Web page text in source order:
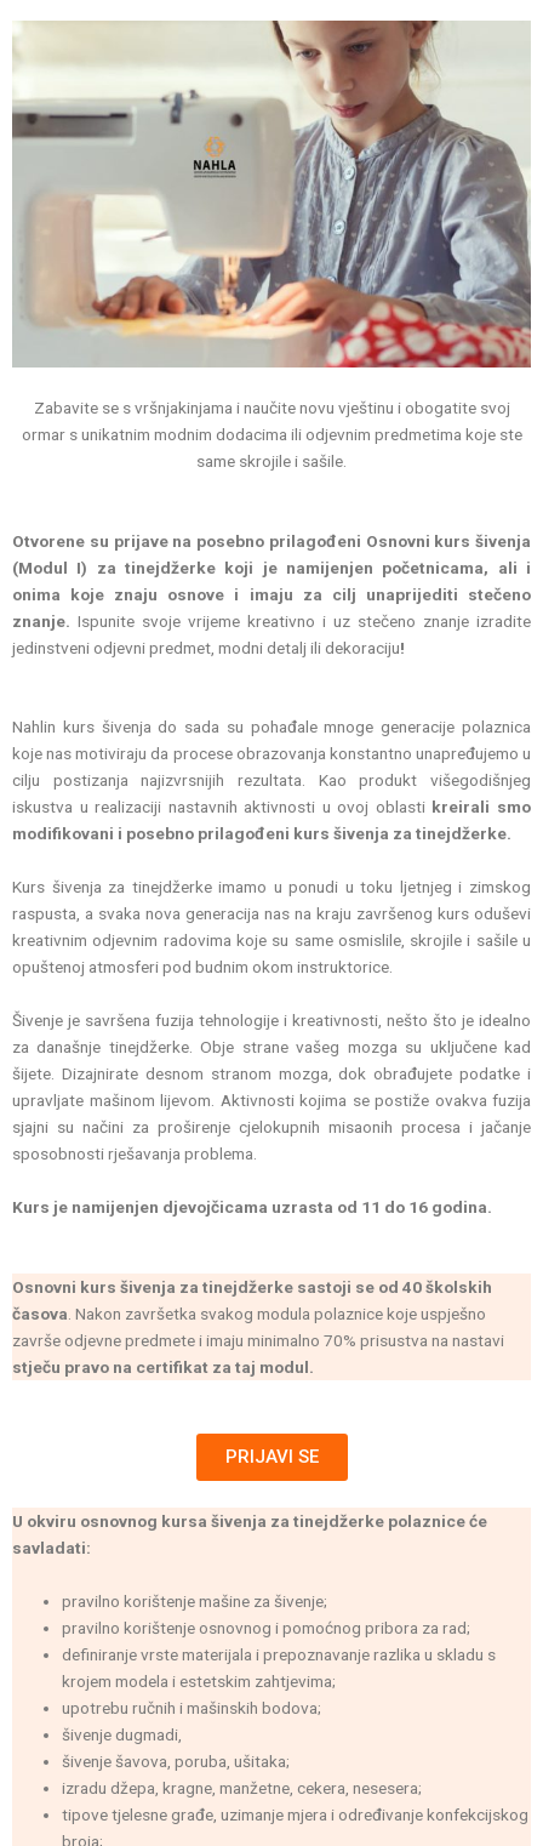
Zabavite se s vršnjakinjama i naučite novu vještinu i obogatite svoj
ormar s unikatnim modnim dodacima ili odjevnim predmetima koje ste
same skrojile i sašile.
Otvorene su prijave na posebno prilagođeni Osnovni kurs šivenja
(Modul I) za tinejdžerke koji je namijenjen početnicama, ali i
onima koje znaju osnove i imaju za cilj unaprijediti stečeno
znanje. Ispunite svoje vrijeme kreativno i uz stečeno znanje izradite
jedinstveni odjevni predmet, modni detalj ili dekoraciju!
Nahlin kurs šivenja do sada su pohađale mnoge generacije polaznica
koje nas motiviraju da procese obrazovanja konstantno unapređujemo u
cilju postizanja najizvrsnijih rezultata. Kao produkt višegodišnjeg
iskustva u realizaciji nastavnih aktivnosti u ovoj oblasti kreirali smo
modifikovani i posebno prilagođeni kurs šivenja za tinejdžerke.
Kurs šivenja za tinejdžerke imamo u ponudi u toku ljetnjeg i zimskog
raspusta, a svaka nova generacija nas na kraju završenog kurs oduševi
kreativnim odjevnim radovima koje su same osmislile, skrojile i sašile u
opuštenoj atmosferi pod budnim okom instruktorice.
Šivenje je savršena fuzija tehnologije i kreativnosti, nešto što je idealno
za današnje tinejdžerke. Obje strane vašeg mozga su uključene kad
šijete. Dizajnirate desnom stranom mozga, dok obrađujete podatke i
upravljate mašinom lijevom. Aktivnosti kojima se postiže ovakva fuzija
sjajni su načini za proširenje cjelokupnih misaonih procesa i jačanje
sposobnosti rješavanja problema.
Kurs je namijenjen djevojčicama uzrasta od 11 do 16 godina.
Osnovni kurs šivenja za tinejdžerke sastoji se od 40 školskih
časova . Nakon završetka svakog modula polaznice koje uspješno
završe odjevne predmete i imaju minimalno 70% prisustva na nastavi
stječu pravo na certifikat za taj modul.
PRIJAVI SE
U okviru osnovnog kursa šivenja za tinejdžerke polaznice će
savladati:
pravilno korištenje mašine za šivenje;
pravilno korištenje osnovnog i pomoćnog pribora za rad;
definiranje vrste materijala i prepoznavanje razlika u skladu s
krojem modela i estetskim zahtjevima;
upotrebu ručnih i mašinskih bodova;
šivenje dugmadi,
šivenje šavova, poruba, ušitaka;
izradu džepa, kragne, manžetne, cekera, nesesera;
tipove tjelesne građe, uzimanje mjera i određivanje konfekcijskog
broja;